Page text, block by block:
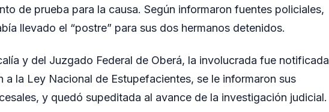
de prueba para la causa. Según informaron fuentes policiales,
llevado el “postre” para sus dos hermanos detenidos.
y del Juzgado Federal de Oberá, la involucrada fue notificada
a la Ley Nacional de Estupefacientes, se le informaron sus
y quedó supeditada al avance de la investigación judicial.